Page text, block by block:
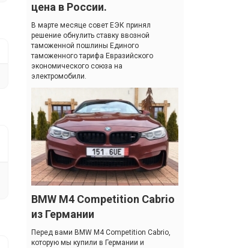
цена в России.
В марте месяце совет ЕЭК принял
решение обнулить ставку ввозной
таможенной пошлины Единого
таможенного тарифа Евразийского
экономического союза на
электромобили.
BMW M4 Competition Cabrio
из Германии
Перед вами BMW M4 Competition Cabrio,
которую мы купили в Германии и